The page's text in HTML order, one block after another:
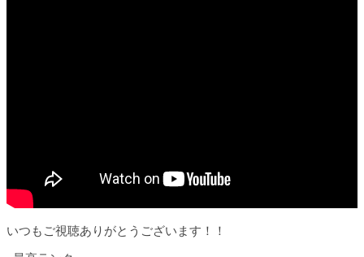
いつもご視聴ありがとうございます！！